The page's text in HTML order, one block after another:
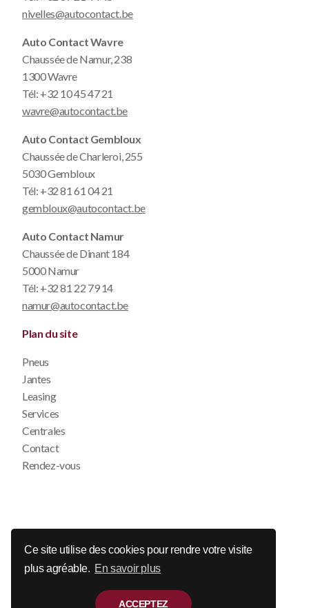
Ce site utilise des cookies pour rendre votre visite
plus agréable. En savoir plus
ACCEPTEZ
nivelles@autocontact.be
Auto Contact Wavre
Chaussée de Namur, 238
1300 Wavre
Tél: +32 10 45 47 21
wavre@autocontact.be
Auto Contact Gembloux
Chaussée de Charleroi, 255
5030 Gembloux
Tél: +32 81 61 04 21
gembloux@autocontact.be
Auto Contact Namur
Chaussée de Dinant 184
5000 Namur
Tél: +32 81 22 79 14
namur@autocontact.be
Plan du site
Pneus
Jantes
Leasing
Services
Centrales
Contact
Rendez-vous
© 2026 Auto Contact
Disclaimer
Déclaration de confidentialité
Politique de cookie